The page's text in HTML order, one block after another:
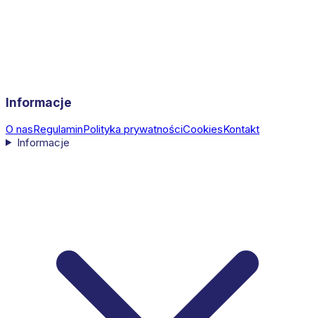
Informacje
O nasRegulaminPolityka prywatnościCookiesKontakt
Informacje